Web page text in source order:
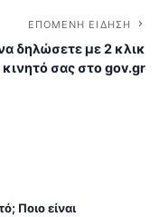
ΕΠΌΜΕΝΗ ΕΊΔΗΣΗ
δηλώσετε με 2 κλικ
κινητό σας στο gov.gr
Ποιο είναι